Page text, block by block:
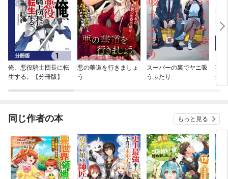
俺、悪役騎士団長に転
生する。【分冊版】
悪の華道を行きましょ
う
スーパーの裏でヤニ吸
うふたり
英
か
し
同じ作者の本 もっと見る